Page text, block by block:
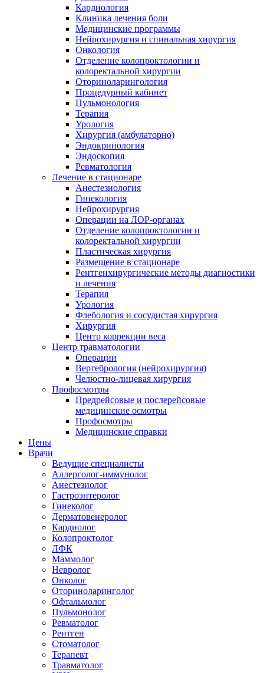
Кардиология
Клиника лечения боли
Медицинские программы
Нейрохирургия и спинальная хирургия
Онкология
Отделение колопроктологии и
колоректальной хирургии
Оториноларингология
Процедурный кабинет
Пульмонология
Терапия
Урология
Хирургия (амбулаторно)
Эндокринология
Эндоскопия
Ревматология
Лечение в стационаре
Анестезиология
Гинекология
Нейрохирургия
Операции на ЛОР-органах
Отделение колопроктологии и
колоректальной хирургии
Пластическая хирургия
Размещение в стационаре
Рентгенхирургические методы диагностики
и лечения
Терапия
Урология
Флебология и сосудистая хирургия
Хирургия
Центр коррекции веса
Центр травматологии
Операции
Вертебрология (нейрохирургия)
Челюстно-лицевая хирургия
Профосмотры
Предрейсовые и послерейсовые
медицинские осмотры
Профосмотры
Медицинские справки
Цены
Врачи
Ведущие специалисты
Аллерголог-иммунолог
Анестезиолог
Гастроэнтеролог
Гинеколог
Дерматовенеролог
Кардиолог
Колопроктолог
ЛФК
Маммолог
Невролог
Онколог
Оториноларинголог
Офтальмолог
Пульмонолог
Ревматолог
Рентген
Стоматолог
Терапевт
Травматолог